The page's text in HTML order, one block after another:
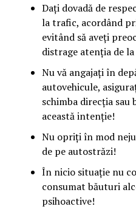
Dați dovadă de
la trafic, acordând
evitând să aveți
distrage atenția de
Nu vă angajați în
autovehicule,
schimba direcția sau
această intenție!
Nu opriți în mod
de pe autostrăzi!
În nicio situație nu
consumat băuturi
psihoactive!